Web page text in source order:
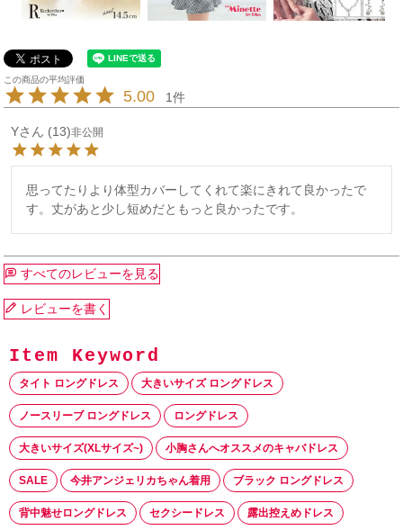
5.00 1
Y 13 非公開
思ってたりより体型カバーしてくれて楽にきれて良かったで
す。丈があと少し短めだともっと良かったです。
すべてのレビューを見る
レビューを書く
タイト ロングドレス 大きいサイズ ロングドレス
ノースリーブ ロングドレス ロングドレス
大きいサイズ(XLサイズ~) 小胸さんへオススメのキャバドレス
SALE 今井アンジェリカちゃん着用 ブラック ロングドレス
背中魅せロングドレス セクシードレス 露出控えめドレス